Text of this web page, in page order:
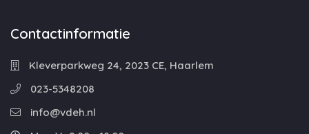
Contactinformatie
Kleverparkweg 24, 2023 CE, Haarlem
023-5348208
info@vdeh.nl